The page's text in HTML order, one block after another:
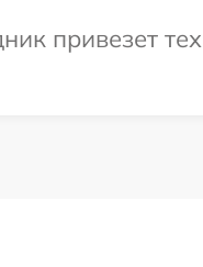
привезет